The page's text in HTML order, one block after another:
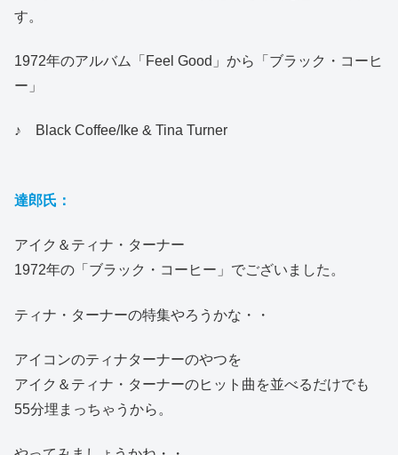
す。
1972年のアルバム「Feel Good」から「ブラック・コーヒ
ー」
♪ Black Coffee/Ike & Tina Turner
達郎氏：
アイク＆ティナ・ターナー
1972年の「ブラック・コーヒー」でございました。
ティナ・ターナーの特集やろうかな・・
アイコンのティナターナーのやつを
アイク＆ティナ・ターナーのヒット曲を並べるだけでも
55分埋まっちゃうから。